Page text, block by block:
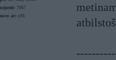
7067
ar: e36